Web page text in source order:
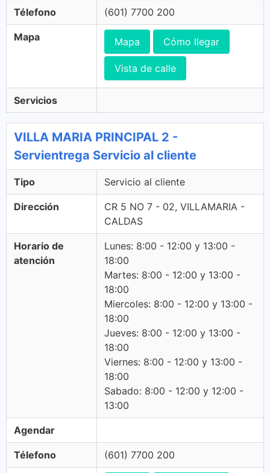
Télefono (601) 7700 200
Mapa Mapa Cómo llegar
Vista de calle
Servicios
VILLA MARIA PRINCIPAL 2 -
Servientrega Servicio al cliente
Tipo Servicio al cliente
Dirección
CR 5 NO 7 - 02, VILLAMARIA -
CALDAS
Horario de
atención
Lunes: 8:00 - 12:00 y 13:00 -
18:00
Martes: 8:00 - 12:00 y 13:00 -
18:00
Miercoles: 8:00 - 12:00 y 13:00 -
18:00
Jueves: 8:00 - 12:00 y 13:00 -
18:00
Viernes: 8:00 - 12:00 y 13:00 -
18:00
Sabado: 8:00 - 12:00 y 12:00 -
13:00
Agendar
Télefono (601) 7700 200